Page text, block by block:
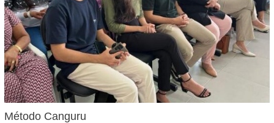
Método Canguru